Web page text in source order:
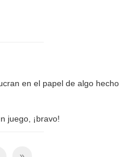
en el papel de algo hecho
juego, ¡bravo!